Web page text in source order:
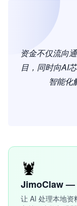
资金不仅流向
目，同时向AI
智能化
🦞
JimoClaw —
让 AI 处理本地资